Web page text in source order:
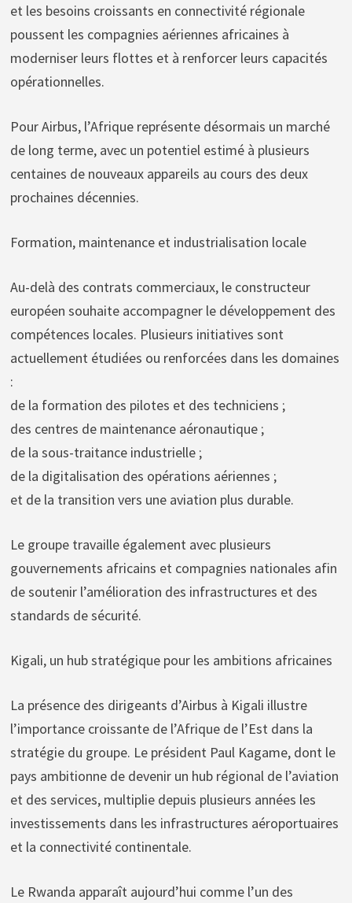
et les besoins croissants en connectivité régionale
poussent les compagnies aériennes africaines à
moderniser leurs flottes et à renforcer leurs capacités
opérationnelles.
Pour Airbus, l’Afrique représente désormais un marché
de long terme, avec un potentiel estimé à plusieurs
centaines de nouveaux appareils au cours des deux
prochaines décennies.
Formation, maintenance et industrialisation locale
Au-delà des contrats commerciaux, le constructeur
européen souhaite accompagner le développement des
compétences locales. Plusieurs initiatives sont
actuellement étudiées ou renforcées dans les domaines
:
de la formation des pilotes et des techniciens ;
des centres de maintenance aéronautique ;
de la sous-traitance industrielle ;
de la digitalisation des opérations aériennes ;
et de la transition vers une aviation plus durable.
Le groupe travaille également avec plusieurs
gouvernements africains et compagnies nationales afin
de soutenir l’amélioration des infrastructures et des
standards de sécurité.
Kigali, un hub stratégique pour les ambitions africaines
La présence des dirigeants d’Airbus à Kigali illustre
l’importance croissante de l’Afrique de l’Est dans la
stratégie du groupe. Le président Paul Kagame, dont le
pays ambitionne de devenir un hub régional de l’aviation
et des services, multiplie depuis plusieurs années les
investissements dans les infrastructures aéroportuaires
et la connectivité continentale.
Le Rwanda apparaît aujourd’hui comme l’un des